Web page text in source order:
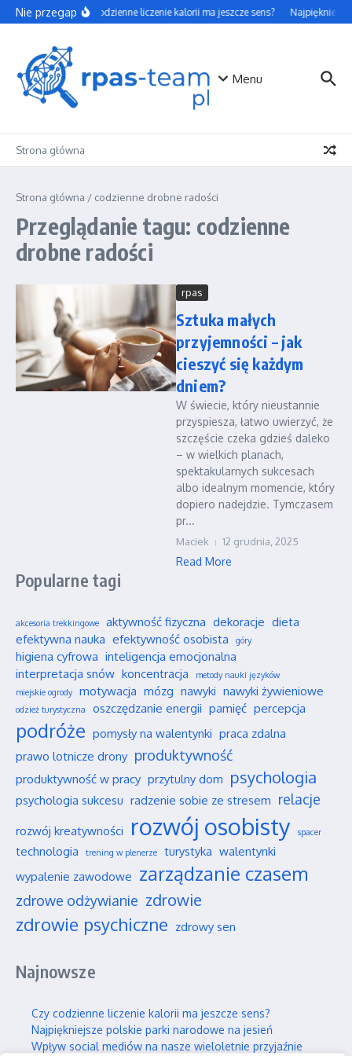
Przejdź do treści
Nie przegapCzy codzienne liczenie kalorii ma jeszcze sens?
Menu
Strona główna
Strona główna / codzienne drobne radości
Przeglądanie tagu: codzienne
drobne radości
rpas
Sztuka małych
przyjemności – jak
cieszyć się każdym
dniem?
W świecie, który nieustannie
przyspiesza, łatwo uwierzyć, że
szczęście czeka gdzieś daleko
– w wielkich planach,
spektakularnych sukcesach
albo idealnym momencie, który
dopiero nadejdzie. Tymczasem
pr...
Maciek 12 grudnia, 2025
Read More
Popularne tagi
akcesoria trekkingowe aktywność fizyczna dekoracje dieta
efektywna nauka efektywność osobista góry
higiena cyfrowa inteligencja emocjonalna
interpretacja snów koncentracja
metody nauki języków
miejskie ogrody
motywacja mózg nawyki nawyki żywieniowe
odzież turystyczna oszczędzanie energii pamięć percepcja
podróże pomysły na walentynki praca zdalna
prawo lotnicze drony produktywność
produktywność w pracy przytulny dom psychologia
psychologia sukcesu radzenie sobie ze stresem relacje
rozwój kreatywności rozwój osobisty spacer
technologia trening w plenerze turystyka walentynki
wypalenie zawodowe zarządzanie czasem
zdrowe odżywianie zdrowie
zdrowie psychiczne zdrowy sen
Najnowsze
Czy codzienne liczenie kalorii ma jeszcze sens?
Najpiękniejsze polskie parki narodowe na jesień
Wpływ social mediów na nasze wieloletnie przyjaźnie